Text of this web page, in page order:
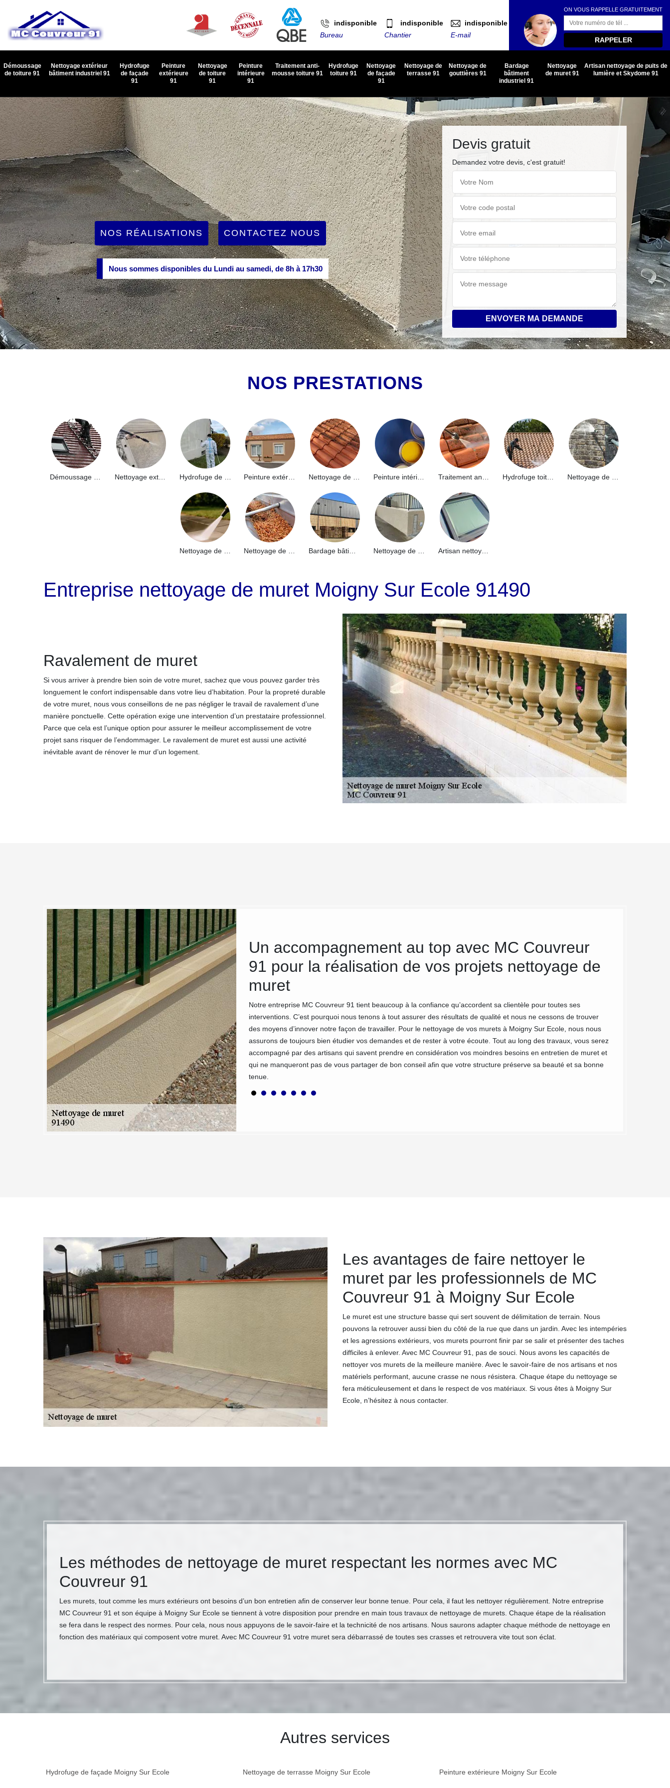
indisponible
Bureau
indisponible
Chantier
indisponible
E-mail
ON VOUS RAPPELLE GRATUITEMENT
Démoussage
de toiture 91
Nettoyage extérieur
bâtiment industriel 91
Hydrofuge
de façade
91
Peinture
extérieure
91
Nettoyage
de toiture
91
Peinture
intérieure
91
Traitement anti-
mousse toiture 91
Hydrofuge
toiture 91
Nettoyage
de façade
91
Nettoyage de
terrasse 91
Nettoyage de
gouttières 91
Bardage
bâtiment
industriel 91
Nettoyage
de muret 91
Artisan nettoyage de puits de
lumière et Skydome 91
NOS RÉALISATIONS CONTACTEZ NOUS
Nous sommes disponibles du Lundi au samedi, de 8h à 17h30
Devis gratuit
Demandez votre devis, c'est gratuit!
NOS PRESTATIONS
Nettoyage extérieur bâtiment industriel 91 Peinture intérieure 91
Artisan nettoyage de puits de lumière et Skydome 91
Entreprise nettoyage de muret Moigny Sur Ecole 91490
Ravalement de muret
Si vous arriver à prendre bien soin de votre muret, sachez que vous pouvez garder très
longuement le confort indispensable dans votre lieu d’habitation. Pour la propreté durable
de votre muret, nous vous conseillons de ne pas négliger le travail de ravalement d’une
manière ponctuelle. Cette opération exige une intervention d’un prestataire professionnel.
Parce que cela est l’unique option pour assurer le meilleur accomplissement de votre
projet sans risquer de l’endommager. Le ravalement de muret est aussi une activité
inévitable avant de rénover le mur d’un logement.
: Nous retirons les graffitis sur
Sur Ecole et dans tout le
de de voir des murs et des murets devenus le support des graffitis.
ne sont pas toujours les bienvenues surtout quand cela affecte
voulez vous débarrasser des graffitis sur vos murets à Moigny Sur Ecole ou
91. En plus de débarrasser vos murets de toutes leurs crasses, nous
qui nuisent à leur apparence. Ainsi, votre muret pourra retrouver son
la bonne image de votre propriété.
Un accompagnement au top avec MC Couvreur
91 pour la réalisation de vos projets nettoyage de
muret
Notre entreprise MC Couvreur 91 tient beaucoup à la confiance qu’accordent sa clientèle pour toutes ses
interventions. C’est pourquoi nous tenons à tout assurer des résultats de qualité et nous ne cessons de trouver
des moyens d’innover notre façon de travailler. Pour le nettoyage de vos murets à Moigny Sur Ecole, nous nous
assurons de toujours bien étudier vos demandes et de rester à votre écoute. Tout au long des travaux, vous serez
accompagné par des artisans qui savent prendre en considération vos moindres besoins en entretien de muret et
qui ne manqueront pas de vous partager de bon conseil afin que votre structure préserve sa beauté et sa bonne
tenue.
Les avantages de faire nettoyer le
muret par les professionnels de MC
Couvreur 91 à Moigny Sur Ecole
Le muret est une structure basse qui sert souvent de délimitation de terrain. Nous
pouvons la retrouver aussi bien du côté de la rue que dans un jardin. Avec les intempéries
et les agressions extérieurs, vos murets pourront finir par se salir et présenter des taches
difficiles à enlever. Avec MC Couvreur 91, pas de souci. Nous avons les capacités de
nettoyer vos murets de la meilleure manière. Avec le savoir-faire de nos artisans et nos
matériels performant, aucune crasse ne nous résistera. Chaque étape du nettoyage se
fera méticuleusement et dans le respect de vos matériaux. Si vous êtes à Moigny Sur
Ecole, n’hésitez à nous contacter.
Les méthodes de nettoyage de muret respectant les normes avec MC
Couvreur 91
Les murets, tout comme les murs extérieurs ont besoins d’un bon entretien afin de conserver leur bonne tenue. Pour cela, il faut les nettoyer régulièrement. Notre entreprise
MC Couvreur 91 et son équipe à Moigny Sur Ecole se tiennent à votre disposition pour prendre en main tous travaux de nettoyage de murets. Chaque étape de la réalisation
se fera dans le respect des normes. Pour cela, nous nous appuyons de le savoir-faire et la technicité de nos artisans. Nous saurons adapter chaque méthode de nettoyage en
fonction des matériaux qui composent votre muret. Avec MC Couvreur 91 votre muret sera débarrassé de toutes ses crasses et retrouvera vite tout son éclat.
Autres services
Hydrofuge de façade Moigny Sur Ecole Nettoyage de terrasse Moigny Sur Ecole Peinture extérieure Moigny Sur Ecole